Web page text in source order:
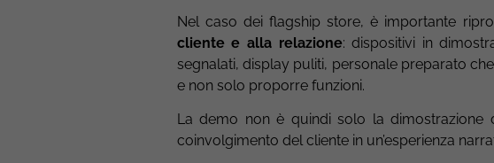
Nel caso dei flagship store, è importante
cliente e alla relazione: dispositivi in
segnalati, display puliti, personale preparato
e non solo proporre funzioni.
La demo non è quindi solo la
coinvolgimento del cliente in un’esperienza